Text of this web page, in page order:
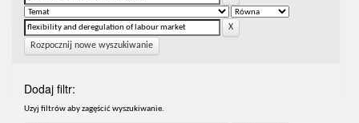
Rozpocznij nowe wyszukiwanie
Dodaj filtr:
Uzyj filtrów aby zagęścić wyszukiwanie.